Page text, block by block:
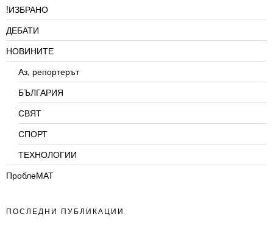
!ИЗБРАНО
ДЕБАТИ
НОВИНИТЕ
Аз, репортерът
БЪЛГАРИЯ
СВЯТ
СПОРТ
ТЕХНОЛОГИИ
ПроблеМАТ
ПОСЛЕДНИ ПУБЛИКАЦИИ